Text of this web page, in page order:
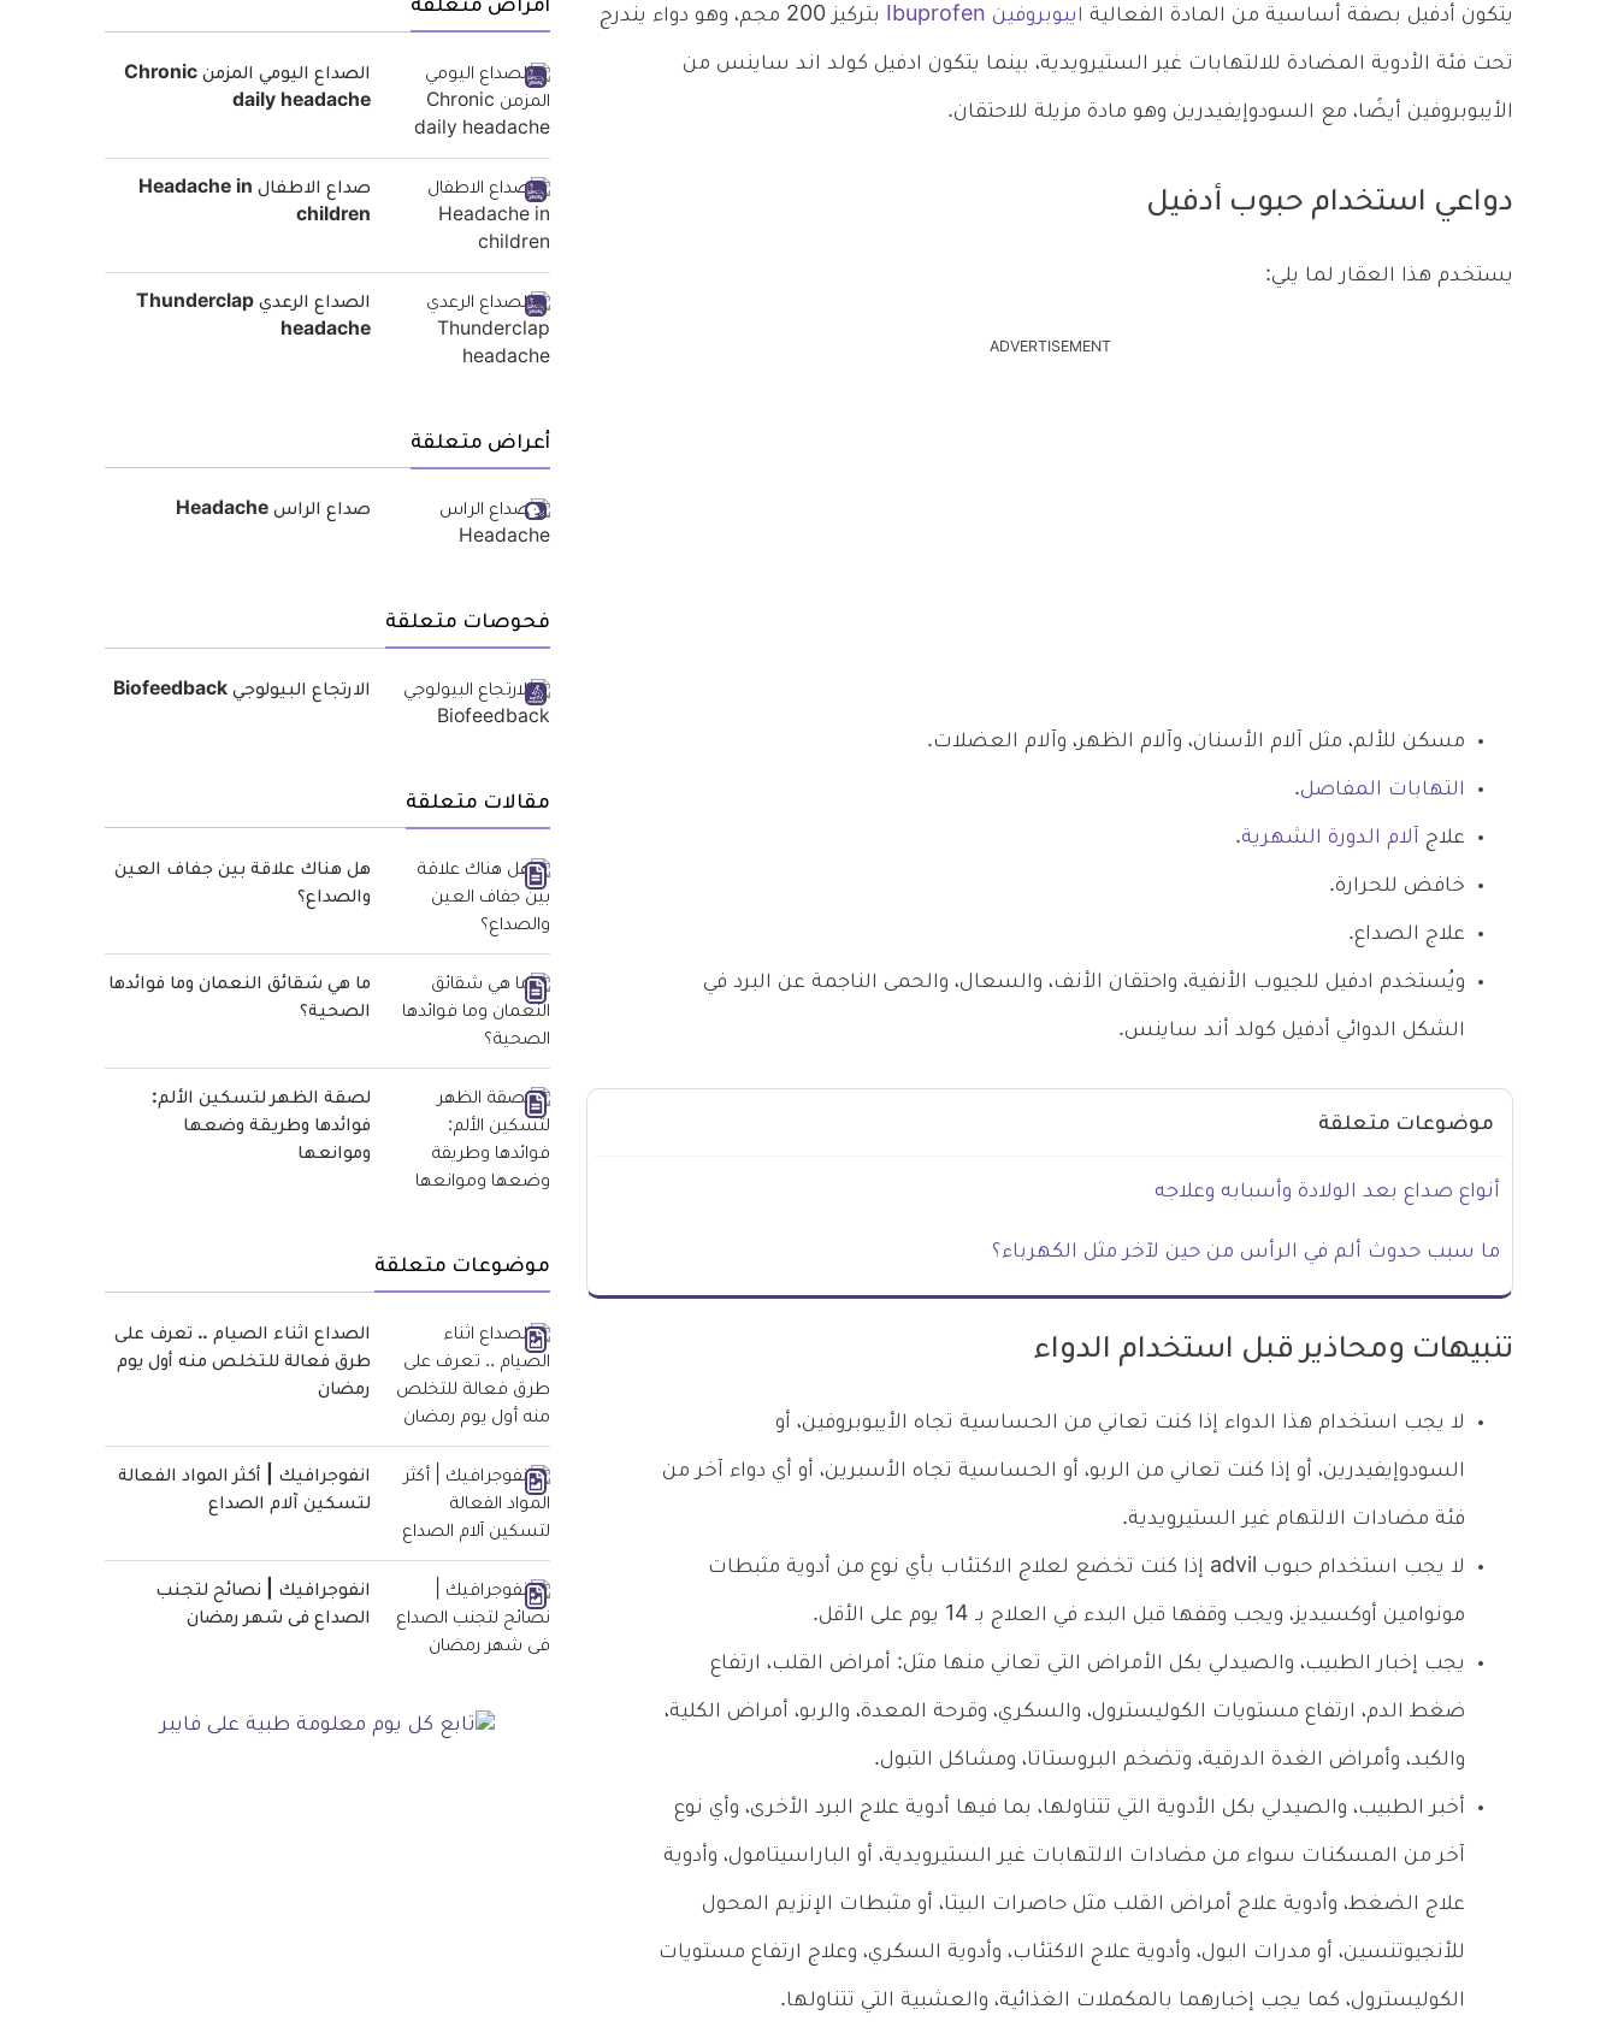
يتكون أدفيل بصفة أساسية من المادة الفعالية ايبوبروفين Ibuprofen بتركيز 200 مجم، وهو دواء يندرج
تحت فئة الأدوية المضادة للالتهابات غير الستيرويدية، بينما يتكون ادفيل كولد اند ساينس من
الأيبوبروفين أيضًا، مع السودوإيفيدرين وهو مادة مزيلة للاحتقان.
دواعي استخدام حبوب أدفيل
يستخدم هذا العقار لما يلي:
ADVERTISEMENT
مسكن للألم، مثل آلام الأسنان، وآلام الظهر، وآلام العضلات.
التهابات المفاصل.
علاج آلام الدورة الشهرية.
خافض للحرارة.
علاج الصداع.
ويُستخدم ادفيل للجيوب الأنفية، واحتقان الأنف، والسعال، والحمى الناجمة عن البرد في
الشكل الدوائي أدفيل كولد أند ساينس.
موضوعات متعلقة
أنواع صداع بعد الولادة وأسبابه وعلاجه
ما سبب حدوث ألم في الرأس من حين لآخر مثل الكهرباء؟
تنبيهات ومحاذير قبل استخدام الدواء
لا يجب استخدام هذا الدواء إذا كنت تعاني من الحساسية تجاه الأيبوبروفين، أو
السودوإيفيدرين، أو إذا كنت تعاني من الربو، أو الحساسية تجاه الأسبرين، أو أي دواء آخر من
فئة مضادات الالتهام غير الستيرويدية.
لا يجب استخدام حبوب advil إذا كنت تخضع لعلاج الاكتئاب بأي نوع من أدوية مثبطات
مونوامين أوكسيديز، ويجب وقفها قبل البدء في العلاج بـ 14 يوم على الأقل.
يجب إخبار الطبيب، والصيدلي بكل الأمراض التي تعاني منها مثل: أمراض القلب، ارتفاع
ضغط الدم، ارتفاع مستويات الكوليسترول، والسكري، وقرحة المعدة، والربو، أمراض الكلية،
والكبد، وأمراض الغدة الدرقية، وتضخم البروستاتا، ومشاكل التبول.
أخبر الطبيب، والصيدلي بكل الأدوية التي تتناولها، بما فيها أدوية علاج البرد الأخرى، وأي نوع
آخر من المسكنات سواء من مضادات الالتهابات غير الستيرويدية، أو الباراسيتامول، وأدوية
علاج الضغط، وأدوية علاج أمراض القلب مثل حاصرات البيتا، أو مثبطات الإنزيم المحول
للأنجيوتنسين، أو مدرات البول، وأدوية علاج الاكتئاب، وأدوية السكري، وعلاج ارتفاع مستويات
الكوليسترول، كما يجب إخبارهما بالمكملات الغذائية، والعشبية التي تتناولها.
أمراض متعلقة
الصداع اليومي المزمن Chronic
daily headache
صداع الاطفال Headache in
children
الصداع الرعدي Thunderclap
headache
أعراض متعلقة
صداع الراس Headache
فحوصات متعلقة
الارتجاع البيولوجي Biofeedback
مقالات متعلقة
هل هناك علاقة بين جفاف العين
والصداع؟
ما هي شقائق النعمان وما فوائدها
الصحية؟
لصقة الظهر لتسكين الألم:
فوائدها وطريقة وضعها
وموانعها
موضوعات متعلقة
الصداع اثناء الصيام .. تعرف على
طرق فعالة للتخلص منه أول يوم
رمضان
انفوجرافيك | أكثر المواد الفعالة
لتسكين آلام الصداع
انفوجرافيك | نصائح لتجنب
الصداع فى شهر رمضان